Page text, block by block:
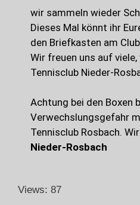
wir sammeln wieder
Dieses Mal könnt ihr
den Briefkasten am
Wir freuen uns auf
Tennisclub Nieder-
Achtung bei den Boxen
Verwechslungsgefahr
Tennisclub Rosbach.
Nieder-Rosbach
Views: 87